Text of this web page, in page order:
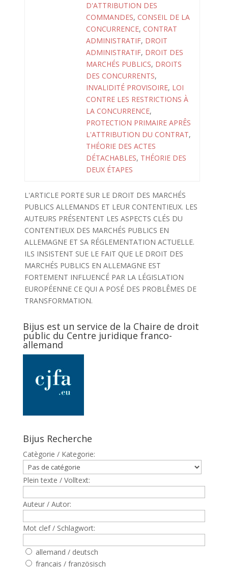
D'ATTRIBUTION DES
COMMANDES, CONSEIL DE LA
CONCURRENCE, CONTRAT
ADMINISTRATIF, DROIT
ADMINISTRATIF, DROIT DES
MARCHÉS PUBLICS, DROITS
DES CONCURRENTS,
INVALIDITÉ PROVISOIRE, LOI
CONTRE LES RESTRICTIONS À
LA CONCURRENCE,
PROTECTION PRIMAIRE APRÊS
L'ATTRIBUTION DU CONTRAT,
THÉORIE DES ACTES
DÉTACHABLES, THÉORIE DES
DEUX ÉTAPES
L'ARTICLE PORTE SUR LE DROIT DES MARCHÉS
PUBLICS ALLEMANDS ET LEUR CONTENTIEUX. LES
AUTEURS PRÉSENTENT LES ASPECTS CLÉS DU
CONTENTIEUX DES MARCHÉS PUBLICS EN
ALLEMAGNE ET SA RÉGLEMENTATION ACTUELLE.
ILS INSISTENT SUE LE FAIT QUE LE DROIT DES
MARCHÉS PUBLICS EN ALLEMAGNE EST
FORTEMENT INFLUENCÉ PAR LA LÉGISLATION
EUROPÉENNE CE QUI A POSÉ DES PROBLÊMES DE
TRANSFORMATION.
Bijus est un service de la Chaire de droit
public du Centre juridique franco-
allemand
Bijus Recherche
Catègorie / Kategorie:
Plein texte / Volltext:
Auteur / Autor:
Mot clef / Schlagwort:
allemand / deutsch
francais / französisch